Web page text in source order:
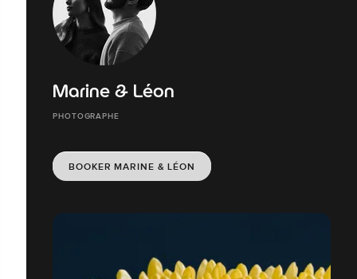
Marine & Léon
PHOTOGRAPHE
BOOKER MARINE & LÉON